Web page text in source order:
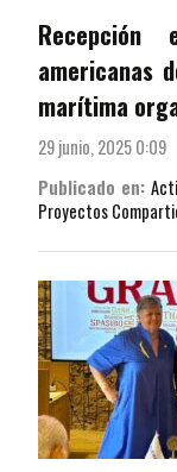
americanas
marítima
29 junio, 2025 0:09
Publicado en:
Proyectos